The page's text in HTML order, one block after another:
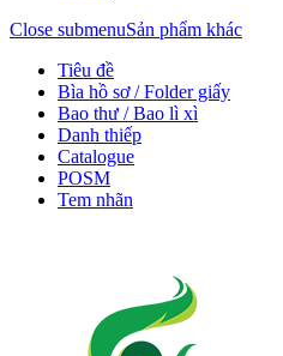
Close submenuSản phẩm khác
Tiêu đề
Bìa hồ sơ / Folder giấy
Bao thư / Bao lì xì
Danh thiếp
Catalogue
POSM
Tem nhãn